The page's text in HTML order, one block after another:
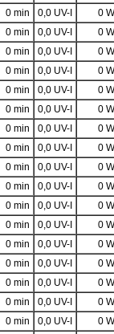
0 min 0,0 UV-I 0
0 min 0,0 UV-I 0
0 min 0,0 UV-I 0
0 min 0,0 UV-I 0
0 min 0,0 UV-I 0
0 min 0,0 UV-I 0
0 min 0,0 UV-I 0
0 min 0,0 UV-I 0
0 min 0,0 UV-I 0
0 min 0,0 UV-I 0
0 min 0,0 UV-I 0
0 min 0,0 UV-I 0
0 min 0,0 UV-I 0
0 min 0,0 UV-I 0
0 min 0,0 UV-I 0
0 min 0,0 UV-I 0
0 min 0,0 UV-I 0